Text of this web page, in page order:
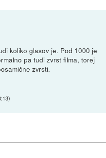
koliko glasov je. Pod 1000 je
pa tudi zvrst filma, torej
zvrsti.
)